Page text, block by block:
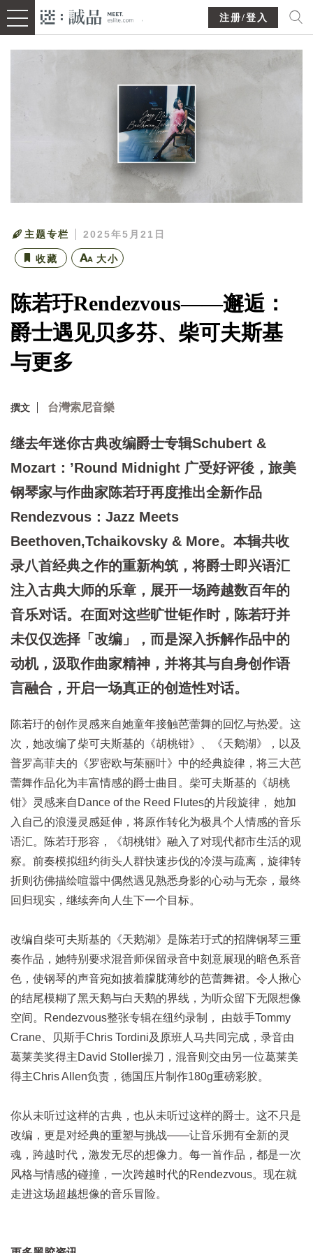
注册/登入
主题专栏 2025年5月21日
收藏 大小
陈若玗Rendezvous——邂逅：
爵士遇见贝多芬、柴可夫斯基
与更多
撰文 台灣索尼音樂
继去年迷你古典改编爵士专辑Schubert &
Mozart：’Round Midnight 广受好评後，旅美
钢琴家与作曲家陈若玗再度推出全新作品
Rendezvous：Jazz Meets
Beethoven,Tchaikovsky & More。本辑共收
录八首经典之作的重新构筑，将爵士即兴语汇
注入古典大师的乐章，展开一场跨越数百年的
音乐对话。在面对这些旷世钜作时，陈若玗并
未仅仅选择「改编」，而是深入拆解作品中的
动机，汲取作曲家精神，并将其与自身创作语
言融合，开启一场真正的创造性对话。
陈若玗的创作灵感来自她童年接触芭蕾舞的回忆与热爱。这
次，她改编了柴可夫斯基的《胡桃钳》、《天鹅湖》，以及
普罗高菲夫的《罗密欧与茱丽叶》中的经典旋律，将三大芭
蕾舞作品化为丰富情感的爵士曲目。柴可夫斯基的《胡桃
钳》灵感来自Dance of the Reed Flutes的片段旋律， 她加
入自己的浪漫灵感延伸，将原作转化为极具个人情感的音乐
语汇。陈若玗形容，《胡桃钳》融入了对现代都市生活的观
察。前奏模拟纽约街头人群快速步伐的冷漠与疏离，旋律转
折则彷佛描绘喧嚣中偶然遇见熟悉身影的心动与无奈，最终
回归现实，继续奔向人生下一个目标。
改编自柴可夫斯基的《天鹅湖》是陈若玗式的招牌钢琴三重
奏作品，她特别要求混音师保留录音中刻意展现的暗色系音
色，使钢琴的声音宛如披着朦胧薄纱的芭蕾舞裙。令人揪心
的结尾模糊了黑天鹅与白天鹅的界线，为听众留下无限想像
空间。Rendezvous整张专辑在纽约录制， 由鼓手Tommy
Crane、贝斯手Chris Tordini及原班人马共同完成，录音由
葛莱美奖得主David Stoller操刀，混音则交由另一位葛莱美
得主Chris Allen负责，德国压片制作180g重磅彩胶。
你从未听过这样的古典，也从未听过这样的爵士。这不只是
改编，更是对经典的重塑与挑战——让音乐拥有全新的灵
魂，跨越时代，激发无尽的想像力。每一首作品，都是一次
风格与情感的碰撞，一次跨越时代的Rendezvous。现在就
走进这场超越想像的音乐冒险。